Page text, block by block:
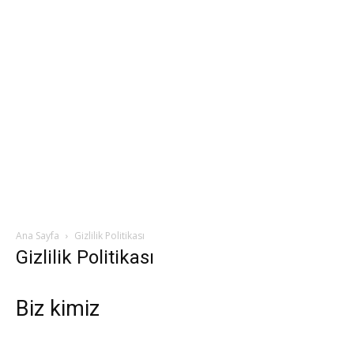
Ana Sayfa Gizlilik Politikası
Gizlilik Politikası
Biz kimiz